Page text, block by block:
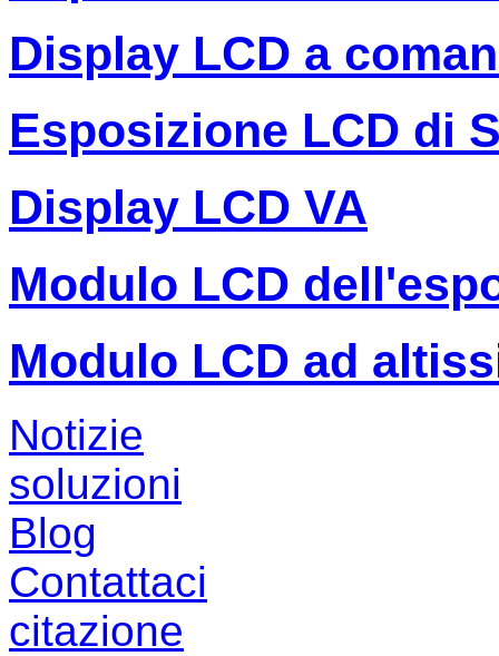
Display LCD a
Esposizione LCD di
Display LCD VA
Modulo LCD
Modulo LCD ad
Notizie
soluzioni
Blog
Contattaci
citazione